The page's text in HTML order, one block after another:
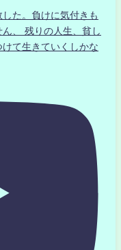
た。負けに気付きも
、 残りの人生、貧し
て生きていくしかな